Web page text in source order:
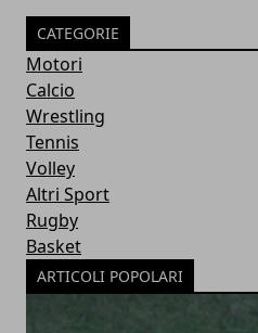
CATEGORIE
Motori
Calcio
Wrestling
Tennis
Volley
Altri Sport
Rugby
Basket
ARTICOLI POPOLARI